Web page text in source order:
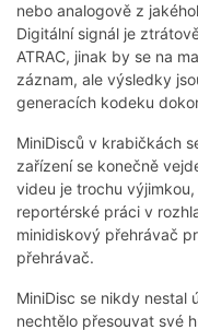
nebo analogově z
Digitální signál je
ATRAC, jinak by se na
záznam, ale výsledky
generacích kodeku
MiniDisců v krabičkách
zařízení se konečně
videu je trochu
reportérské práci v
minidiskový přehrávač
přehrávač.
MiniDisc se nikdy nestal
nechtělo přesouvat své